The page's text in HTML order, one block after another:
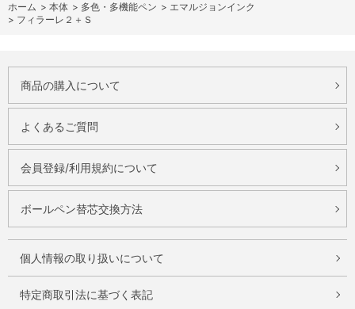
ホーム > 本体 > 多色・多機能ペン > エマルジョンインク
> フィラーレ２＋Ｓ
商品の購入について
よくあるご質問
会員登録/利用規約について
ボールペン替芯交換方法
個人情報の取り扱いについて
特定商取引法に基づく表記